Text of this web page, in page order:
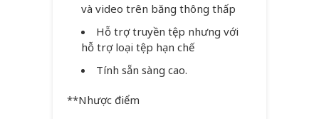
và video trên băng thông thấp
Hỗ trợ truyền tệp nhưng với
hỗ trợ loại tệp hạn chế
Tính sẵn sàng cao.
**Nhược điểm